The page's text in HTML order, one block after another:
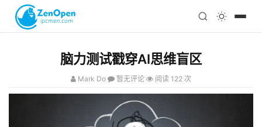
科技
注册
脑力测试戳穿AI思维盲区
Mark Do 暂无评论 阅读 122 次